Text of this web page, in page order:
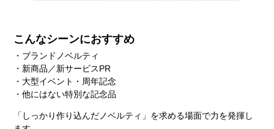
こんなシーンにおすすめ
・ブランドノベルティ
・新商品／新サービスPR
・大型イベント・周年記念
・他にはない特別な記念品
「しっかり作り込んだノベルティ」を求める場面で力を発揮し